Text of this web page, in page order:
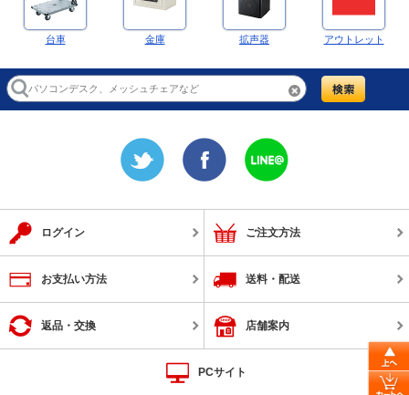
台車 金庫 拡声器 アウトレット
ログイン ご注文方法
お支払い方法 送料・配送
返品・交換 店舗案内
PCサイト